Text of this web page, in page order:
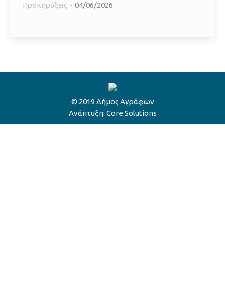
Προκηρύξεις 04/06/2026
© 2019 Δήμος Αγράφων
Ανάπτυξη: Core Solutions